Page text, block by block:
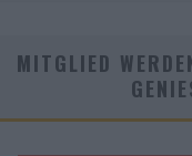
MITGLIED